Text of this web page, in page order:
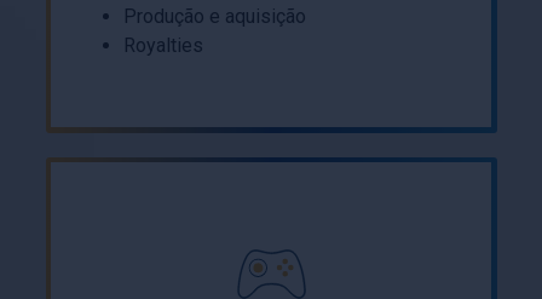
Produção e aquisição
Royalties